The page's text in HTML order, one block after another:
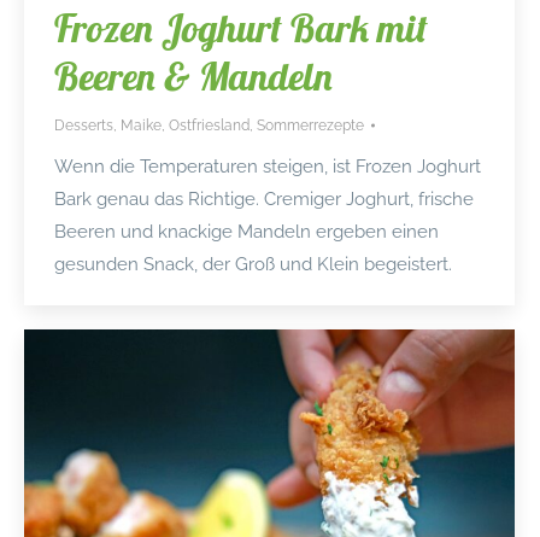
Frozen Joghurt Bark mit
Beeren & Mandeln
Desserts, Maike, Ostfriesland, Sommerrezepte
Wenn die Temperaturen steigen, ist Frozen Joghurt
Bark genau das Richtige. Cremiger Joghurt, frische
Beeren und knackige Mandeln ergeben einen
gesunden Snack, der Groß und Klein begeistert.